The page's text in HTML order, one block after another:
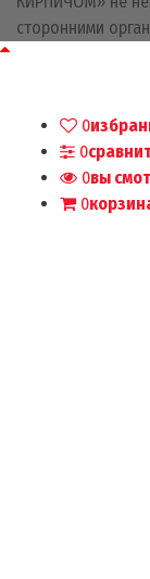
сторонними
0
0
0вы
0